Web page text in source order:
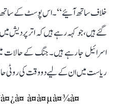
خلاف ساتھ آئیے‘‘۔ اس پوسٹ کے ساتھ
گئے ہیں، جو کہہ رہے ہیں کہ اتر پردیش
اسرائیل جا رہے ہیں۔ جنگ کے حالات
ریاست میں ان کے لیے دو وقت کی روٹی
à¤à¤µà¤¾à¤